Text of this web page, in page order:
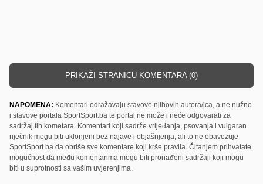
PRIKAŽI STRANICU KOMENTARA (0)
NAPOMENA: Komentari odražavaju stavove njihovih autora/ica, a ne nužno
i stavove portala SportSport.ba te portal ne može i neće odgovarati za
sadržaj tih kometara. Komentari koji sadrže vrijeđanja, psovanja i vulgaran
riječnik mogu biti uklonjeni bez najave i objašnjenja, ali to ne obavezuje
SportSport.ba da obriše sve komentare koji krše pravila. Čitanjem prihvatate
mogućnost da među komentarima mogu biti pronađeni sadržaji koji mogu
biti u suprotnosti sa vašim uvjerenjima.